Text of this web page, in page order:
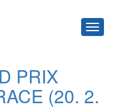
Navigace
PRIX
(20. 2.